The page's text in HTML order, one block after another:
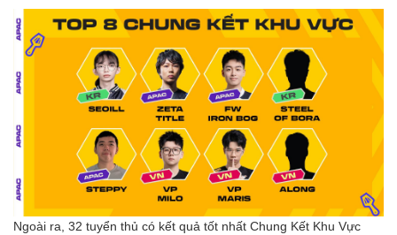
Ngoài ra, 32 tuyển thủ có kết quả tốt nhất Chung Kết Khu Vực